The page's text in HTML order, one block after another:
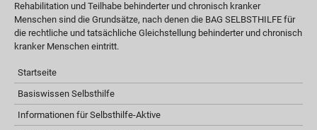
Rehabilitation und Teilhabe behinderter und chronisch kranker
Menschen sind die Grundsätze, nach denen die BAG SELBSTHILFE für
die rechtliche und tatsächliche Gleichstellung behinderter und chronisch
kranker Menschen eintritt.
Startseite
Basiswissen Selbsthilfe
Informationen für Selbsthilfe-Aktive